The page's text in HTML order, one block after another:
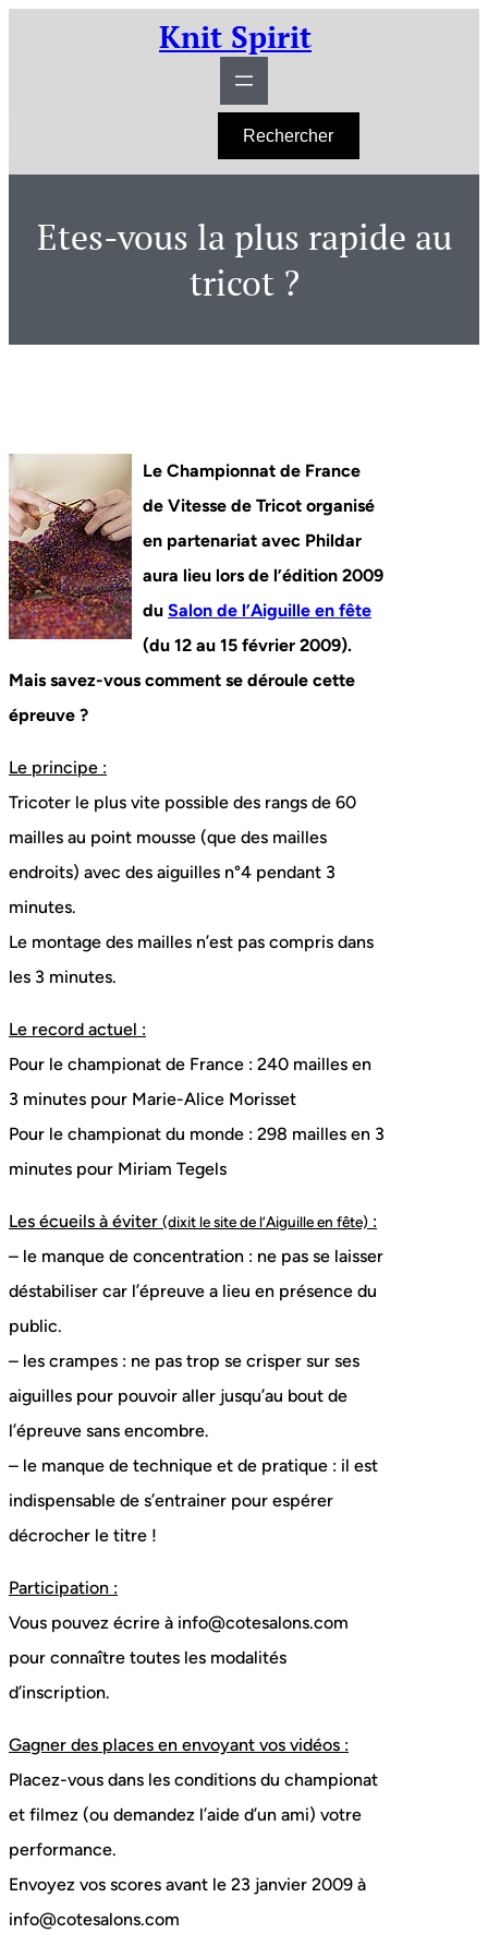
Knit Spirit
h
Rechercher
Etes-vous la plus rapide au
tricot ?
Le Championnat de France
de Vitesse de Tricot organisé
en partenariat avec Phildar
aura lieu lors de l’édition 2009
du Salon de l’Aiguille en fête
(du 12 au 15 février 2009).
Mais savez-vous comment se déroule cette
épreuve ?
Le principe :
Tricoter le plus vite possible des rangs de 60
mailles au point mousse (que des mailles
endroits) avec des aiguilles n°4 pendant 3
minutes.
Le montage des mailles n’est pas compris dans
les 3 minutes.
Le record actuel :
Pour le championat de France : 240 mailles en
3 minutes pour Marie-Alice Morisset
Pour le championat du monde : 298 mailles en 3
minutes pour Miriam Tegels
Les écueils à éviter (dixit le site de l’Aiguille en fête) :
– le manque de concentration : ne pas se laisser
déstabiliser car l’épreuve a lieu en présence du
public.
– les crampes : ne pas trop se crisper sur ses
aiguilles pour pouvoir aller jusqu’au bout de
l’épreuve sans encombre.
– le manque de technique et de pratique : il est
indispensable de s’entrainer pour espérer
décrocher le titre !
Participation :
Vous pouvez écrire à info@cotesalons.com
pour connaître toutes les modalités
d’inscription.
Gagner des places en envoyant vos vidéos :
Placez-vous dans les conditions du championat
et filmez (ou demandez l’aide d’un ami) votre
performance.
Envoyez vos scores avant le 23 janvier 2009 à
info@cotesalons.com